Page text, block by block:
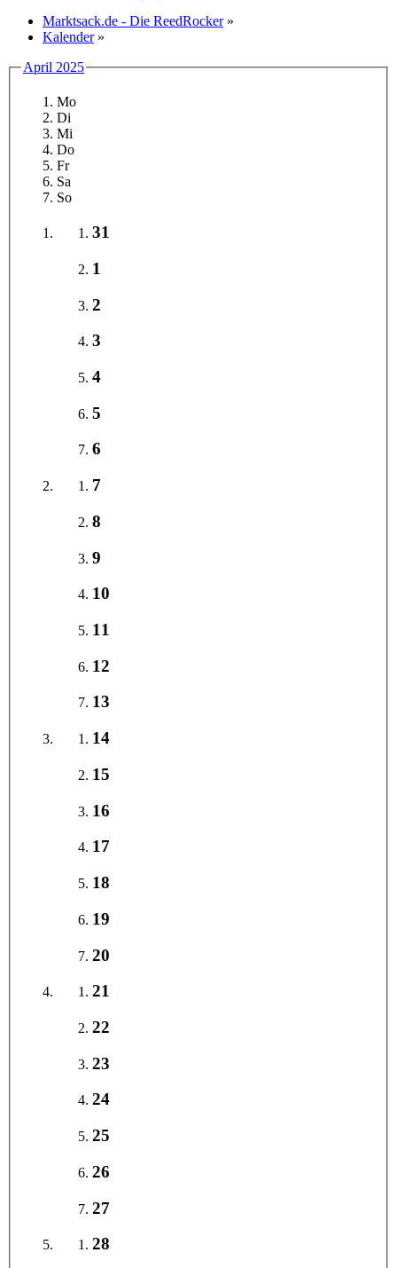
Marktsack.de - Die ReedRocker »
Kalender »
April 2025
Mo
Di
Mi
Do
Fr
Sa
So
31
1
2
3
4
5
6
7
8
9
10
11
12
13
14
15
16
17
18
19
20
21
22
23
24
25
26
27
28